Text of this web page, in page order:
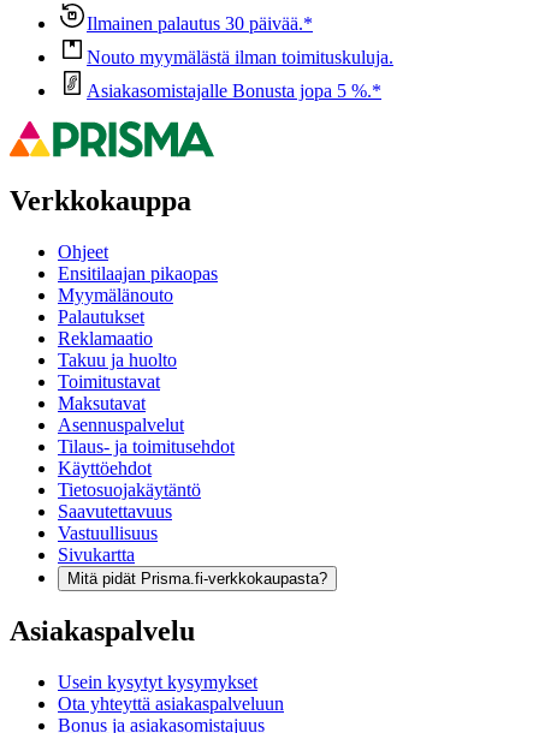
Ilmainen palautus 30 päivää.*
Nouto myymälästä ilman toimituskuluja.
Asiakasomistajalle Bonusta jopa 5 %.*
Verkkokauppa
Ohjeet
Ensitilaajan pikaopas
Myymälänouto
Palautukset
Reklamaatio
Takuu ja huolto
Toimitustavat
Maksutavat
Asennuspalvelut
Tilaus- ja toimitusehdot
Käyttöehdot
Tietosuojakäytäntö
Saavutettavuus
Vastuullisuus
Sivukartta
Mitä pidät Prisma.fi-verkkokaupasta?
Asiakaspalvelu
Usein kysytyt kysymykset
Ota yhteyttä asiakaspalveluun
Bonus ja asiakasomistajuus